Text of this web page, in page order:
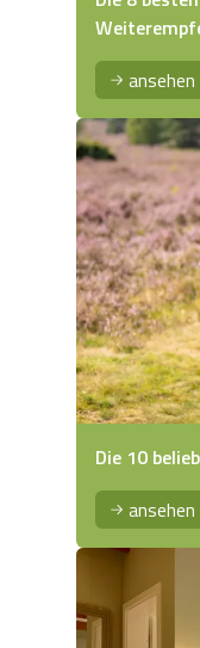
ansehen
Die 10
ansehen